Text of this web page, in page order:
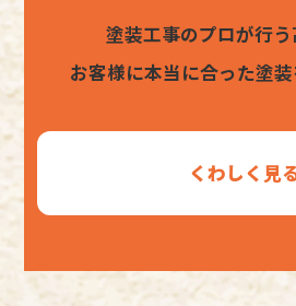
塗装工事のプロが行う
お客様に本当に合った塗装
くわしく見